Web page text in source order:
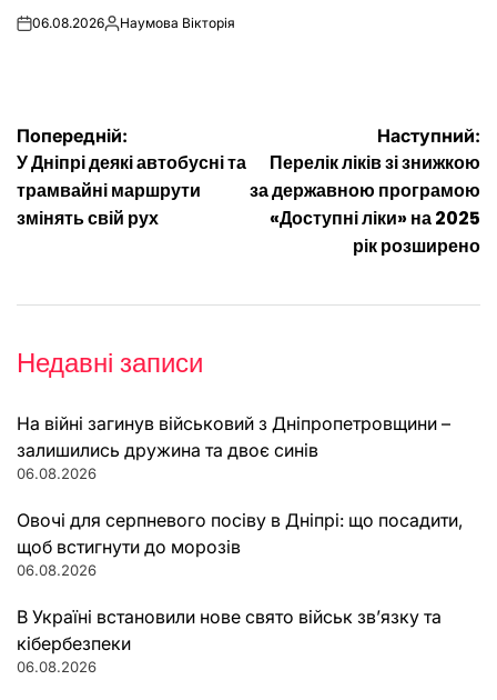
on06.08.2026Опубліковано
Наумова Вікторія
Навігація
записів
Попередній:
У Дніпрі деякі автобусні та
трамвайні маршрути
змінять свій рух
Наступний:
Перелік ліків зі знижкою
за державною програмою
«Доступні ліки» на 2025
рік розширено
Недавні записи
На війні загинув військовий з Дніпропетровщини –
залишились дружина та двоє синів
06.08.2026
Овочі для серпневого посіву в Дніпрі: що посадити,
щоб встигнути до морозів
06.08.2026
В Україні встановили нове свято військ зв’язку та
кібербезпеки
06.08.2026